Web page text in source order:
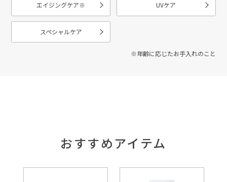
エイジングケア※ UVケア
スペシャルケア
※年齢に応じたお手入れのこと
おすすめアイテム